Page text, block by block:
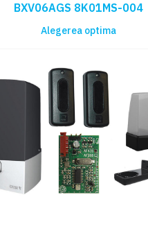
BXV06AGS 8K01MS-004
Alegerea optima